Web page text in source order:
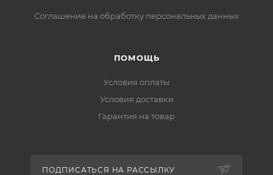
Соглашение на обработку персональных данных
ПОМОЩЬ
Условия оплаты
Условия доставки
Гарантия на товар
ПОДПИСАТЬСЯ НА РАССЫЛКУ